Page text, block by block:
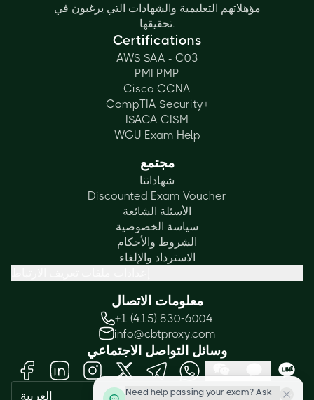
مؤهلاتهم التعليمية والشهادات التي يرغبون في
تحقيقها.
Certifications
AWS SAA - C03
PMI PMP
Cisco CCNA
CompTIA Security+
ISACA CISM
WGU Exam Help
مجتمع
شهاداتنا
Discounted Exam Voucher
الأسئلة الشائعة
سياسة الخصوصية
الشروط والأحكام
الاسترداد والإلغاء
معلومات الاتصال
+1 (415) 830-6004
info@cbtproxy.com
وسائل التواصل الاجتماعي
العربية
Need help passing your exam? Ask